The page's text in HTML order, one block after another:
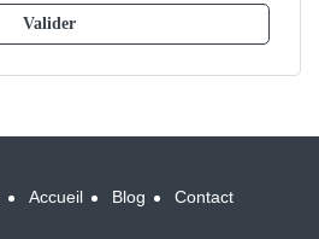
Accueil Blog Contact